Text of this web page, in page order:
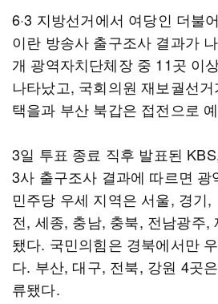
6·3 지방선거에서 여당인 더불
이란 방송사 출구조사 결과가
개 광역자치단체장 중 11곳 이
나타났고, 국회의원 재보궐선
택을과 부산 북갑은 접전으로
3일 투표 종료 직후 발표된
3사 출구조사 결과에 따르면 광
민주당 우세 지역은 서울, 경기
전, 세종, 충남, 충북, 전남광주,
됐다. 국민의힘은 경북에서만
다. 부산, 대구, 전북, 강원 4곳
류됐다.